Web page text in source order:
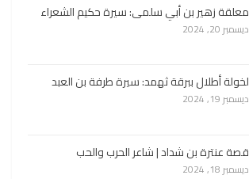
معلقة زهير بن أبي سلمى: سيرة حكيم الشعراء
ديسمبر 20, 2024
لخولة أطلال ببرقة ثهمد: سيرة طرفة بن العبد
ديسمبر 19, 2024
قصة عنترة بن شداد | شاعر الحرب والحب
ديسمبر 18, 2024